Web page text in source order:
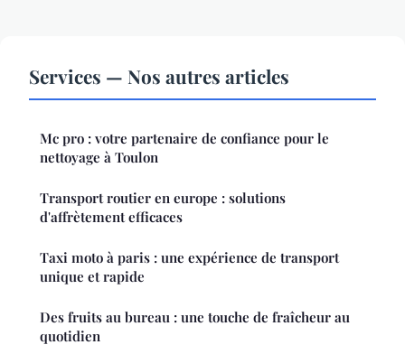
Services — Nos autres articles
Mc pro : votre partenaire de confiance pour le
nettoyage à Toulon
Transport routier en europe : solutions
d'affrètement efficaces
Taxi moto à paris : une expérience de transport
unique et rapide
Des fruits au bureau : une touche de fraîcheur au
quotidien